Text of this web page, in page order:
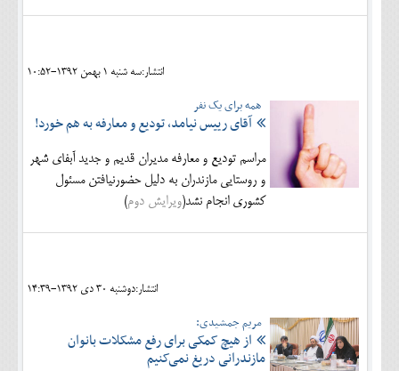
انتشار:سه شنبه 1 بهمن 1392-10:52
همه برای یک نفر
آقای رییس نیامد، تودیع و معارفه به هم خورد!
مراسم تودیع و معارفه مدیران قدیم و جدید آبفای شهر
و روستایی مازندران به دلیل حضورنیافتن مسئول
کشوری انجام نشد(ویرایش دوم)
انتشار:دوشنبه 30 دی 1392-14:39
مریم جمشیدی:
از هیچ کمکی برای رفع مشکلات بانوان
مازندرانی دریغ نمی‌کنیم